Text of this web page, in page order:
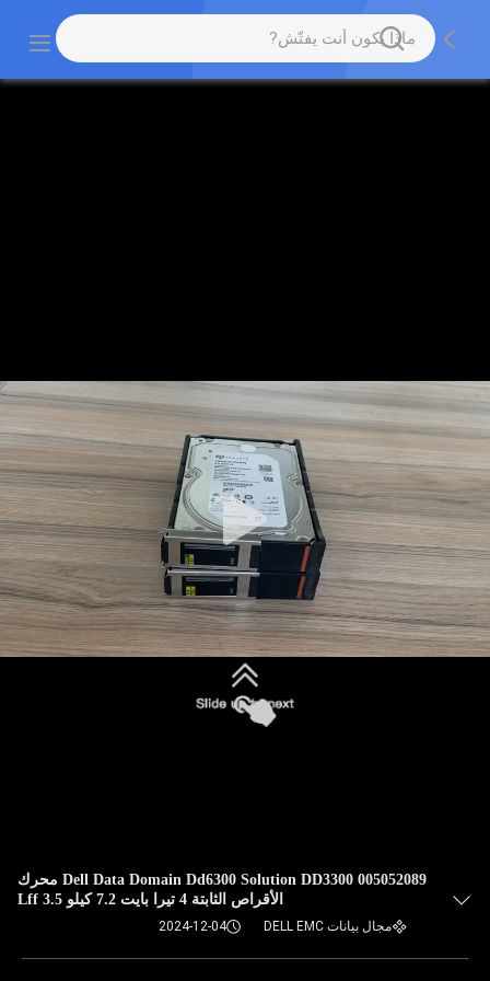
Dell Data Domain Dd6300 Solution DD3300 005052089 محرك
الأقراص الثابتة 4 تيرا بايت 7.2 كيلو 3.5 Lff
مجال بيانات DELL EMC 2024-12-04